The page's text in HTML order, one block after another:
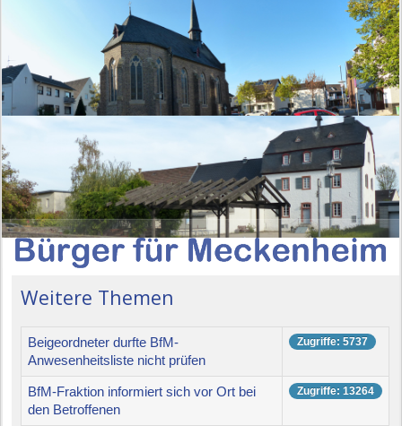
Weitere Themen
Beigeordneter durfte BfM-
Anwesenheitsliste nicht prüfen
Zugriffe: 5737
BfM-Fraktion informiert sich vor Ort bei
den Betroffenen
Zugriffe: 13264